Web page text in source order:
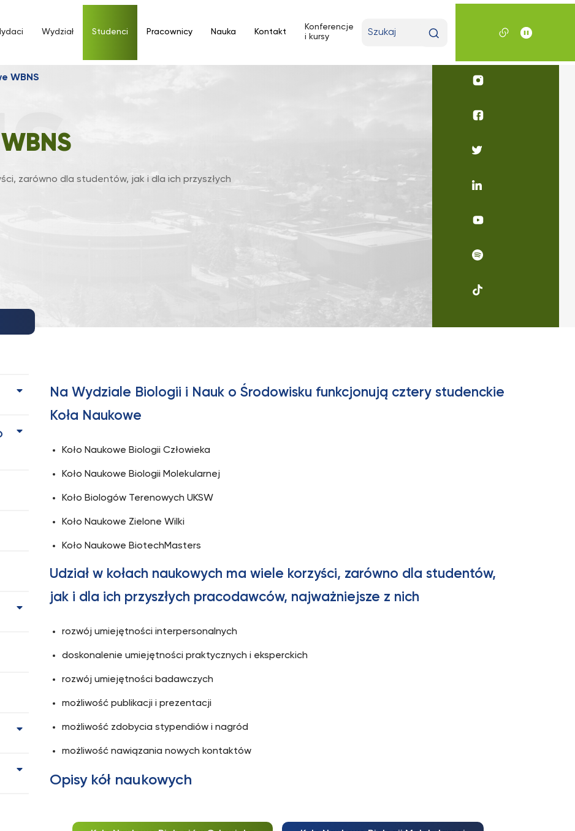
Wydział Studenci Pracownicy Nauka Kontakt
Konferencje
i kursy
wyszukiwaną
WBNS
zarówno dla studentów, jak i dla ich przyszłych
Profil
Profil
Profil
Profil
Linkedin
UKSW
UKSW
UKSW
Na Wydziale Biologii i Nauk o Środowisku funkcjonują cztery studenckie
Koła Naukowe
Koło Naukowe Biologii Człowieka
Koło Naukowe Biologii Molekularnej
Koło Biologów Terenowych UKSW
Koło Naukowe Zielone Wilki
Koło Naukowe BiotechMasters
Udział w kołach naukowych ma wiele korzyści, zarówno dla studentów,
jak i dla ich przyszłych pracodawców, najważniejsze z nich
rozwój umiejętności interpersonalnych
doskonalenie umiejętności praktycznych i eksperckich
rozwój umiejętności badawczych
możliwość publikacji i prezentacji
możliwość zdobycia stypendiów i nagród
możliwość nawiązania nowych kontaktów
Opisy kół naukowych